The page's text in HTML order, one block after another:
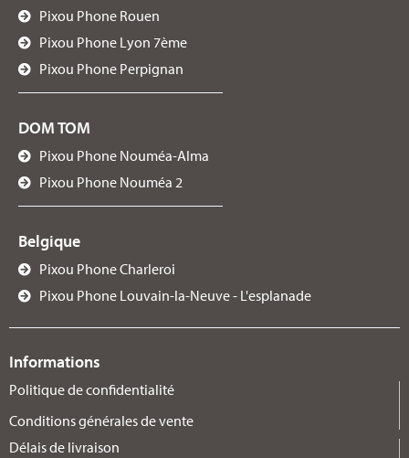
Pixou Phone Rouen
Pixou Phone Lyon 7ème
Pixou Phone Perpignan
DOM TOM
Pixou Phone Nouméa-Alma
Pixou Phone Nouméa 2
Belgique
Pixou Phone Charleroi
Pixou Phone Louvain-la-Neuve - L'esplanade
Informations
Politique de confidentialité
Conditions générales de vente
Délais de livraison